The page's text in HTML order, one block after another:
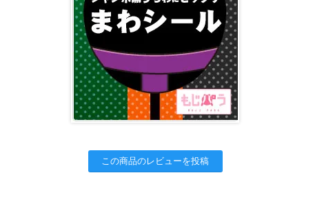
この商品のレビューを投稿